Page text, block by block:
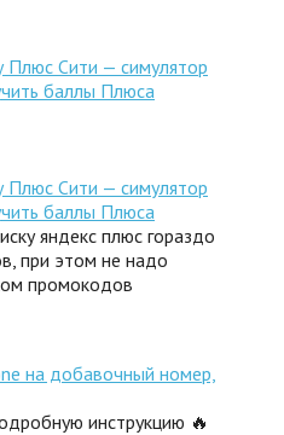
Плюс Сити — симулятор
баллы Плюса
Плюс Сити — симулятор
баллы Плюса
яндекс плюс гораздо
при этом не надо
промокодов
на добавочный номер,
инструкцию 🔥